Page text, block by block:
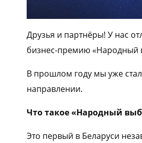
Друзья и партнёры! У нас
бизнес-премию «Народный
В прошлом году мы уже
направлении.
Что такое «Народный
Это первый в Беларуси